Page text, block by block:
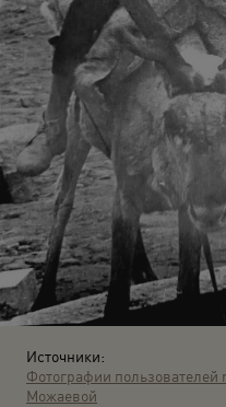
Источники:
Фотографии
Можаевой